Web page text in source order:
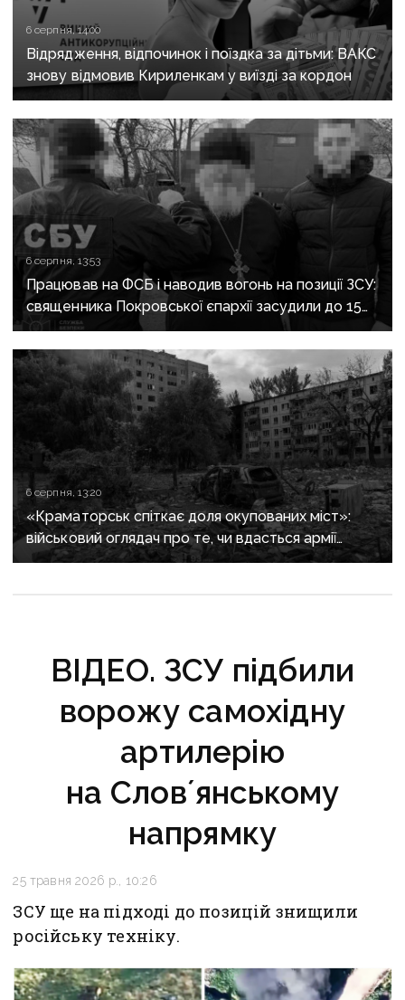
6 серпня, 14:00
Відрядження, відпочинок і поїздка за дітьми: ВАКС
знову відмовив Кириленкам у виїзді за кордон
6 серпня, 13:53
Працював на ФСБ і наводив вогонь на позиції ЗСУ:
священника Покровської єпархії засудили до 15
років
6 серпня, 13:20
«Краматорськ спіткає доля окупованих міст»:
військовий оглядач про те, чи вдасться армії
рф захопити останню агломерацію Донеччини до
ВІДЕО. ЗСУ підбили
ворожу самохідну
артилерію
на Словʼянському
напрямку
25 травня 2026 р., 10:26
ЗСУ ще на підході до позицій знищили
російську техніку.